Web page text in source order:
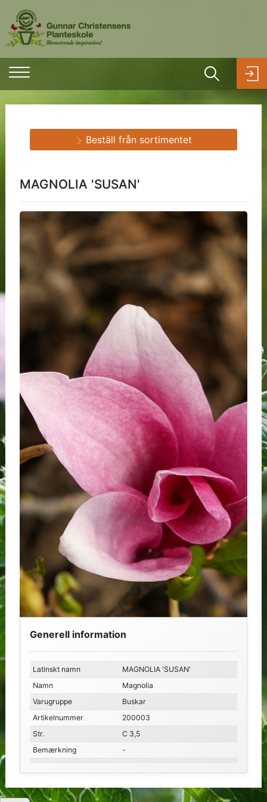
MAGNOLIA 'SUSAN'
Generell information
Latinskt namn
MAGNOLIA 'SUSAN'
Namn
Magnolia
Varugruppe
Buskar
Artikelnummer
200003
Str.
C 3,5
Bemærkning
-
Beställ från sortimentet